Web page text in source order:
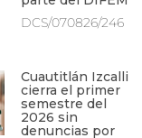
DCS/070826/246
Cuautitlán Izcalli
cierra el primer
semestre del
2026 sin
denuncias por